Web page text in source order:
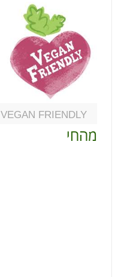
VEGAN FRIENDLY
מהחי